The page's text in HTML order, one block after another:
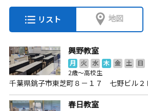
リスト 地図
興野教室
月 火 水 木 金 土
日
2歳～高校生
千葉県銚子市東芝町８－１７ 七野ビル２
春日教室